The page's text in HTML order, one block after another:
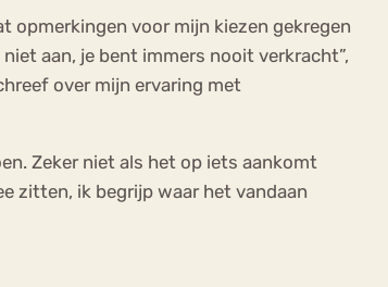
opmerkingen voor mijn kiezen gekregen
aan, je bent immers nooit verkracht”,
over mijn ervaring met
Zeker niet als het op iets aankomt
zitten, ik begrijp waar het vandaan